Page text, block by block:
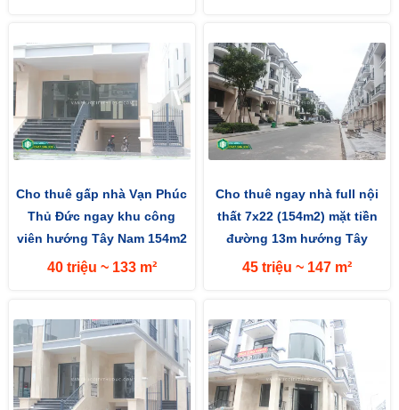
Cho thuê gấp nhà Vạn Phúc
Thủ Đức ngay khu công
viên hướng Tây Nam 154m2
(7x22m) mặt tiền đường 13m
40 triệu ~ 133 m²
Cho thuê ngay nhà full nội
thất 7x22 (154m2) mặt tiền
đường 13m hướng Tây
45 triệu ~ 147 m²